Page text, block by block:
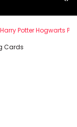
Harry Potter Hogwarts